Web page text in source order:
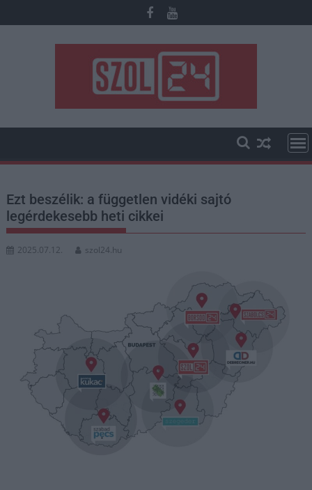
to
Ezt beszélik: a független vidéki sajtó
legérdekesebb heti cikkei
2025.07.12. szol24.hu